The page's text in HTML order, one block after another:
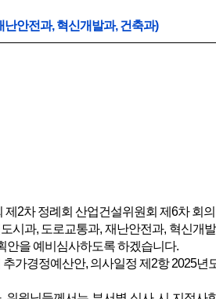
안전과, 혁신개발과, 건축과)
2차 정례회 산업건설위원회 제6차 회
시과, 도로교통과, 재난안전과, 혁신개
안을 예비심사하도록 하겠습니다.
가경정예산안, 의사일정 제2항 2025년